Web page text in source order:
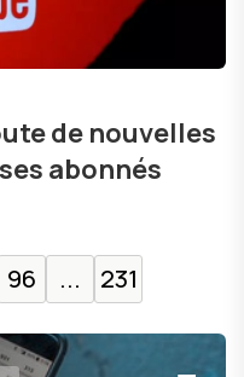
de nouvelles
abonnés
96 ... 231